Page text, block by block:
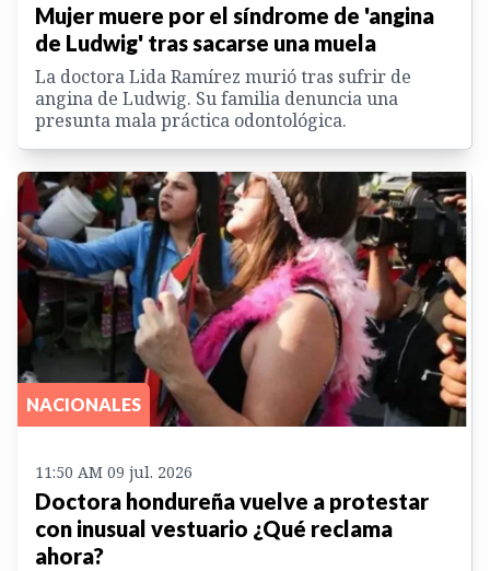
Mujer muere por el síndrome de 'angina
de Ludwig' tras sacarse una muela
La doctora Lida Ramírez murió tras sufrir de
angina de Ludwig. Su familia denuncia una
presunta mala práctica odontológica.
NACIONALES
11:50 AM 09 jul. 2026
Doctora hondureña vuelve a protestar
con inusual vestuario ¿Qué reclama
ahora?